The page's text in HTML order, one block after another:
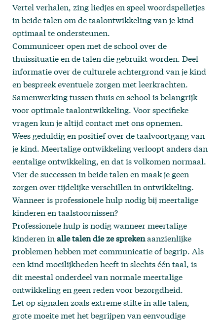
Vertel verhalen, zing liedjes en speel woordspelletjes
in beide talen om de taalontwikkeling van je kind
optimaal te ondersteunen.
Communiceer open met de school over de
thuissituatie en de talen die gebruikt worden. Deel
informatie over de culturele achtergrond van je kind
en bespreek eventuele zorgen met leerkrachten.
Samenwerking tussen thuis en school is belangrijk
voor optimale taalontwikkeling. Voor specifieke
vragen kun je altijd contactmet ons opnemen.
Wees geduldig en positief over de taalvoortgang van
je kind. Meertalige ontwikkeling verloopt anders dan
eentalige ontwikkeling, en dat is volkomen normaal.
Vier de successen in beide talen en maak je geen
zorgen over tijdelijke verschillen in ontwikkeling.
Wanneer is professionele hulp nodig bij meertalige
kinderen en taalstoornissen?
Professionele hulp is nodig wanneer meertalige
kinderen in alle talen die ze sprekenaanzienlijke
problemen hebben met communicatie of begrip. Als
een kind moeilijkheden heeft in slechts één taal, is
dit meestal onderdeel van normale meertalige
ontwikkeling en geen reden voor bezorgdheid.
Let op signalen zoals extreme stilte in alle talen,
grote moeite met het begrijpen van eenvoudige